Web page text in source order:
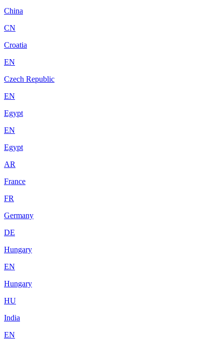
China
CN
Croatia
EN
Czech Republic
EN
Egypt
EN
Egypt
AR
France
FR
Germany
DE
Hungary
EN
Hungary
HU
India
EN